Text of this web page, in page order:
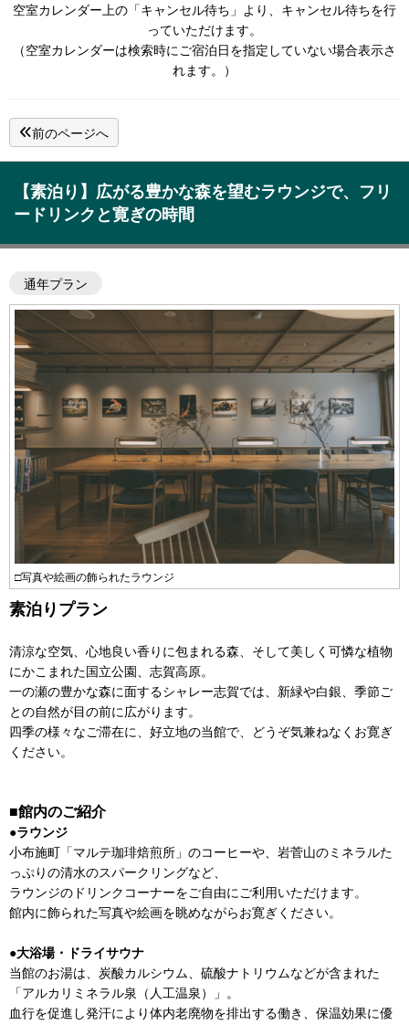
空室カレンダー上の「キャンセル待ち」より、キャンセル待ちを行
っていただけます。
（空室カレンダーは検索時にご宿泊日を指定していない場合表示さ
れます。）
前のページへ
【素泊り】広がる豊かな森を望むラウンジで、フリ
ードリンクと寛ぎの時間
通年プラン
□写真や絵画の飾られたラウンジ
素泊りプラン
清涼な空気、心地良い香りに包まれる森、そして美しく可憐な植物
にかこまれた国立公園、志賀高原。
一の瀬の豊かな森に面するシャレー志賀では、新緑や白銀、季節ご
との自然が目の前に広がります。
四季の様々なご滞在に、好立地の当館で、どうぞ気兼ねなくお寛ぎ
ください。
■館内のご紹介
●ラウンジ
小布施町「マルテ珈琲焙煎所」のコーヒーや、岩菅山のミネラルた
っぷりの清水のスパークリングなど、
ラウンジのドリンクコーナーをご自由にご利用いただけます。
館内に飾られた写真や絵画を眺めながらお寛ぎください。
●大浴場・ドライサウナ
当館のお湯は、炭酸カルシウム、硫酸ナトリウムなどが含まれた
「アルカリミネラル泉（人工温泉）」。
血行を促進し発汗により体内老廃物を排出する働き、保温効果に優